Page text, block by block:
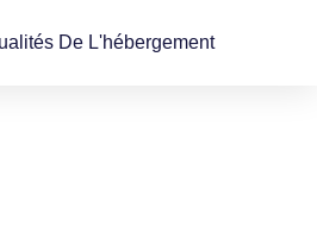
De L'hébergement